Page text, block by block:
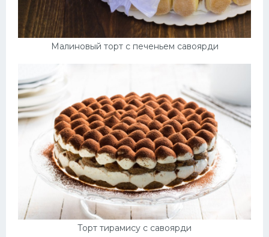
Малиновый торт с печеньем савоярди
Торт тирамису с савоярди